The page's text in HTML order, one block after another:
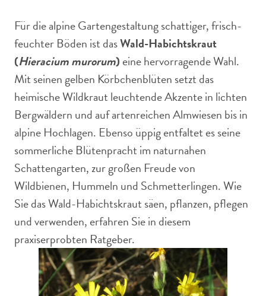
Für die alpine Gartengestaltung schattiger, frisch-
feuchter Böden ist dasWald-Habichtskraut
(Hieracium murorum) eine hervorragende Wahl.
Mit seinen gelben Körbchenblüten setzt das
heimische Wildkraut leuchtende Akzente in lichten
Bergwäldern und auf artenreichen Almwiesen bis in
alpine Hochlagen. Ebenso üppig entfaltet es seine
sommerliche Blütenpracht im naturnahen
Schattengarten, zur großen Freude von
Wildbienen, Hummeln und Schmetterlingen. Wie
Sie das Wald-Habichtskraut säen, pflanzen, pflegen
und verwenden, erfahren Sie in diesem
praxiserprobten Ratgeber.